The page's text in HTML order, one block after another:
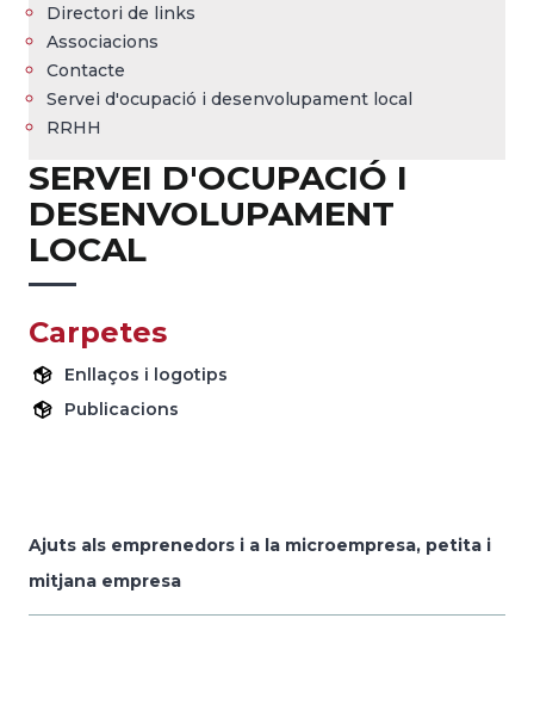
Directori de links
Associacions
Contacte
Servei d'ocupació i desenvolupament local
RRHH
SERVEI D'OCUPACIÓ I
DESENVOLUPAMENT
LOCAL
Carpetes
Enllaços i logotips
Publicacions
Ajuts als emprenedors i a la microempresa, petita i
mitjana empresa